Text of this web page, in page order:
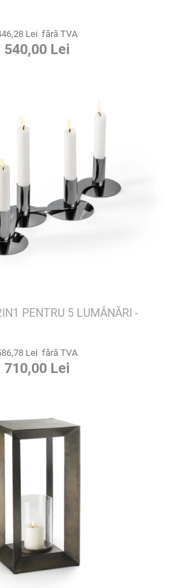
Lei fără TVA
540,00 Lei
PENTRU 5 LUMÂNĂRI -
Lei fără TVA
710,00 Lei